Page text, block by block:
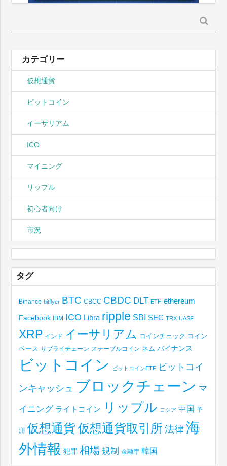
索:
カテゴリー
仮想通貨
ビットコイン
イーサリアム
ICO
マイニング
リップル
初心者向け
市況
タグ
Binance bitflyer BTC CBCC CBDC DLT ETH ethereum
Facebook IBM ICO Libra ripple SBI SEC TRX UASF
XRP インド イーサリアム コインチェック コイン
ベース サプライチェーン ステーブルコイン ネム バイナンス
ビットコイン ビットコインETF ビットコイ
ンキャッシュ ブロックチェーン マ
イニング ライトコイン リップル ロシア 中国 予
測 仮想通貨仮想通貨取引所 法律 海
外情報 犯罪 相場 規制 金融庁 韓国